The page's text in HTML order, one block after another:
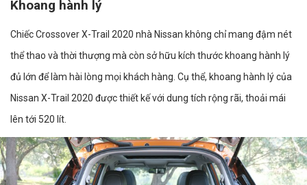
Khoang hành lý
Chiếc Crossover X-Trail 2020 nhà Nissan không chỉ mang đậm nét
thể thao và thời thượng mà còn sở hữu kích thước khoang hành lý
đủ lớn để làm hài lòng mọi khách hàng. Cụ thể, khoang hành lý của
Nissan X-Trail 2020 được thiết kế với dung tích rộng rãi, thoải mái
lên tới 520 lít.